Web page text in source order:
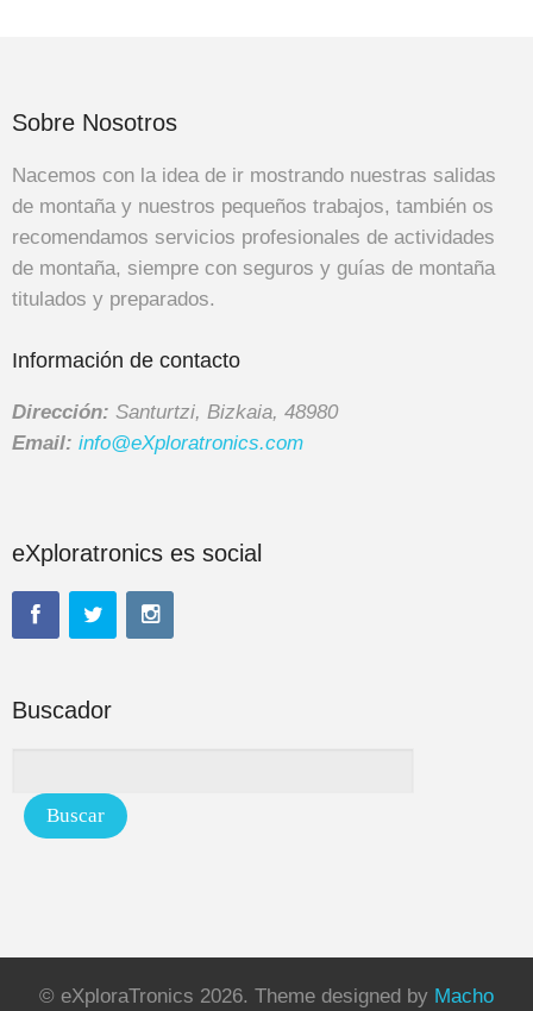
Sobre Nosotros
Nacemos con la idea de ir mostrando nuestras salidas
de montaña y nuestros pequeños trabajos, también os
recomendamos servicios profesionales de actividades
de montaña, siempre con seguros y guías de montaña
titulados y preparados.
Información de contacto
Dirección: Santurtzi, Bizkaia, 48980
Email: info@eXploratronics.com
eXploratronics es social
Buscador
© eXploraTronics 2026. Theme designed by Macho